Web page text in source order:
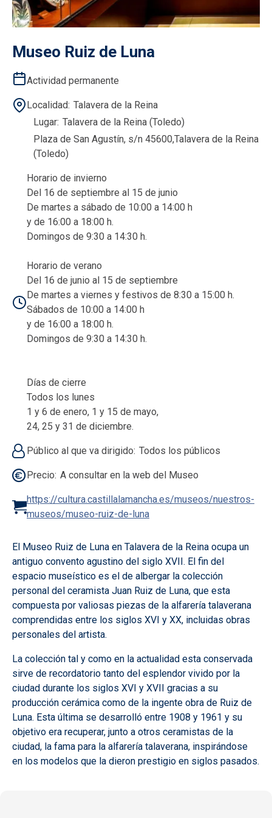
Museo Ruiz de Luna
Actividad permanente
Localidad Talavera de la Reina
Lugar Talavera de la Reina (Toledo)
Plaza de San Agustín, s/n 45600,Talavera de la Reina
(Toledo)
Horario de invierno
Del 16 de septiembre al 15 de junio
De martes a sábado de 10:00 a 14:00 h
y de 16:00 a 18:00 h.
Domingos de 9:30 a 14:30 h.
Horario de verano
Del 16 de junio al 15 de septiembre
De martes a viernes y festivos de 8:30 a 15:00 h.
Sábados de 10:00 a 14:00 h
y de 16:00 a 18:00 h.
Domingos de 9:30 a 14:30 h.
Días de cierre
Todos los lunes
1 y 6 de enero, 1 y 15 de mayo,
24, 25 y 31 de diciembre.
Público al que va dirigido Todos los públicos
Precio A consultar en la web del Museo
https://cultura.castillalamancha.es/museos/nuestros-
museos/museo-ruiz-de-luna
El Museo Ruiz de Luna en Talavera de la Reina ocupa un
antiguo convento agustino del siglo XVII. El fin del
espacio museístico es el de albergar la colección
personal del ceramista Juan Ruiz de Luna, que esta
compuesta por valiosas piezas de la alfarería talaverana
comprendidas entre los siglos XVI y XX, incluidas obras
personales del artista.
La colección tal y como en la actualidad esta conservada
sirve de recordatorio tanto del esplendor vivido por la
ciudad durante los siglos XVI y XVII gracias a su
producción cerámica como de la ingente obra de Ruiz de
Luna. Esta última se desarrolló entre 1908 y 1961 y su
objetivo era recuperar, junto a otros ceramistas de la
ciudad, la fama para la alfarería talaverana, inspirándose
en los modelos que la dieron prestigio en siglos pasados.